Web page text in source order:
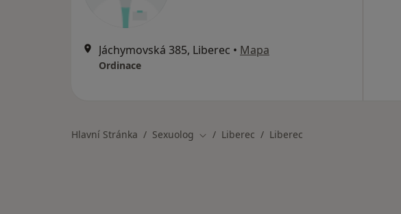
Jáchymovská 385, Liberec • Mapa
Ordinace
Hlavní Stránka Sexuolog Změna města
Liberec Liberec